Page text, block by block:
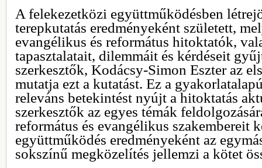
A felekezetközi együttműködésben
terepkutatás eredményeként született,
evangélikus és református hitoktatók,
tapasztalatait, dilemmáit és kérdéseit
szerkesztők, Kodácsy-Simon Eszter az
mutatja ezt a kutatást. Ez a
releváns betekintést nyújt a hitoktatás
szerkesztők az egyes témák
református és evangélikus szakembereit
együttműködés eredményeként az
sokszínű megközelítés jellemzi a kötet